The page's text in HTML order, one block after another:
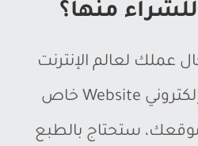
منها؟
عملك لعالم الإنترنت
هي إنشاء موقع إلكتروني Website خاص
ستحتاج بالطبع